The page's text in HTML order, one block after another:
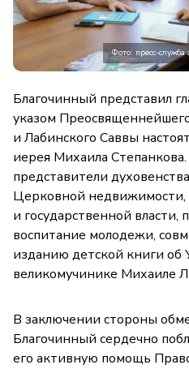
Фото: пресс-
Благочинный представил
указом
и Лабинского Саввы
иерея Михаила
представители
Церковной
и государственной власти,
воспитание молодежи,
изданию детской книги об
великомучинике Михаиле
В заключении стороны
Благочинный сердечно
его активную помощь